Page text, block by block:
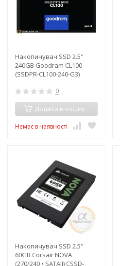
Накопичувач SSD 2.5"
240GB Goodram CL100
(SSDPR-CL100-240-G3)
0
Додати в кошик
Немає в наявності
Накопичувач SSD 2.5"
60GB Corsair NOVA
(270/240 • SATAII) CSSD-